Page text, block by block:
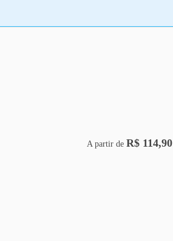
A partir de R$ 114,90